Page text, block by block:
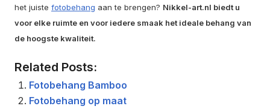
het juiste fotobehang aan te brengen? Nikkel-art.nl biedt u
voor elke ruimte en voor iedere smaak het ideale behang van
de hoogste kwaliteit.
Related Posts:
Fotobehang Bamboo
Fotobehang op maat